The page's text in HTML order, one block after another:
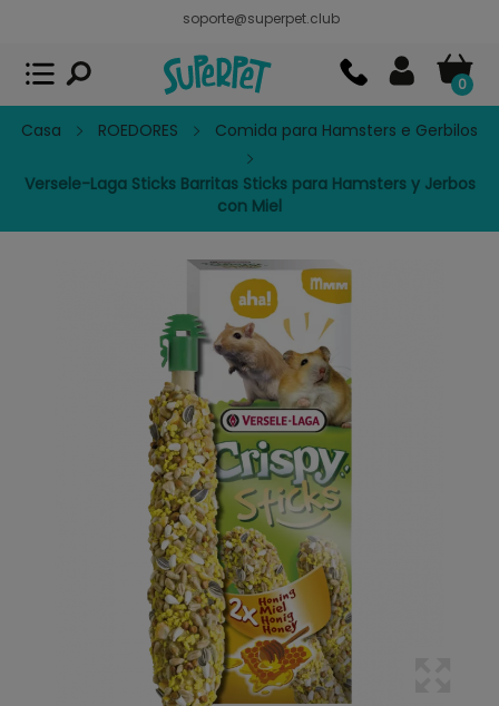
soporte@superpet.club
0
Casa ROEDORES Comida para Hamsters e Gerbilos
Versele-Laga Sticks Barritas Sticks para Hamsters y Jerbos
con Miel
Superpet, comida para mascotas
APP GRATIS - En Google Play